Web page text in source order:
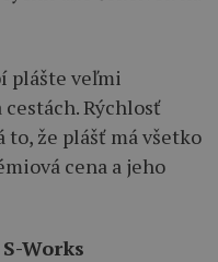
plášte veľmi
Rýchlosť
že plášť má všetko
cena a jeho
Works